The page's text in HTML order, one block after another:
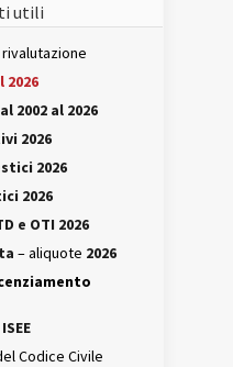
utili
2002 al 2026
2026
2026
2026
e OTI 2026
– aliquote 2026
ISEE
Codice Civile